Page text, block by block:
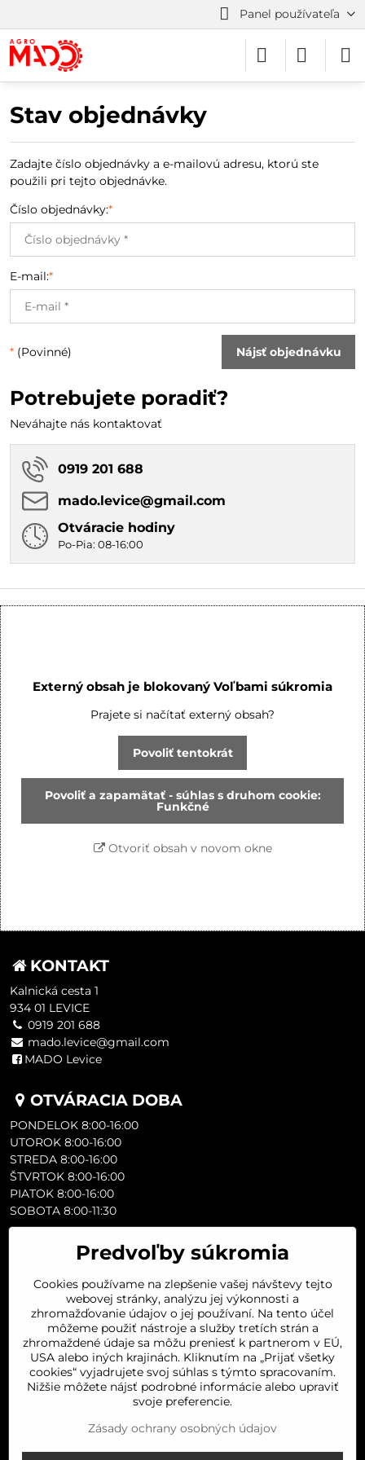
Panel používateľa
Stav objednávky
Zadajte číslo objednávky a e-mailovú adresu, ktorú ste
použili pri tejto objednávke.
Číslo objednávky:*
E-mail:*
* (Povinné) Nájsť objednávku
Potrebujete poradiť?
Neváhajte nás kontaktovať
0919 201 688
mado​.levice​@gmail​.com
Otváracie hodiny
Po-Pia: 08-16:00
Externý obsah je blokovaný Voľbami súkromia
Prajete si načítať externý obsah?
Povoliť tentokrát
Povoliť a zapamätať - súhlas s druhom cookie:
Funkčné
Otvoriť obsah v novom okne
KONTAKT
Kalnická cesta 1
934 01 LEVICE
0919 201 688
mado.levice@gmail.com
MADO Levice
OTVÁRACIA DOBA
PONDELOK 8:00-16:00
UTOROK 8:00-16:00
STREDA 8:00-16:00
ŠTVRTOK 8:00-16:00
PIATOK 8:00-16:00
SOBOTA 8:00-11:30
©2026Copyright
Predvoľby súkromia
Cookies používame na zlepšenie vašej návštevy tejto
webovej stránky, analýzu jej výkonnosti a
zhromažďovanie údajov o jej používaní. Na tento účel
môžeme použiť nástroje a služby tretích strán a
zhromaždené údaje sa môžu preniesť k partnerom v EÚ,
USA alebo iných krajinách. Kliknutím na „Prijať všetky
cookies“ vyjadrujete svoj súhlas s týmto spracovaním.
Nižšie môžete nájsť podrobné informácie alebo upraviť
svoje preferencie.
Zásady ochrany osobných údajov